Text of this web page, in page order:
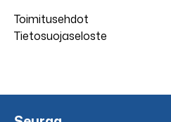
Toimitusehdot
Tietosuojaseloste